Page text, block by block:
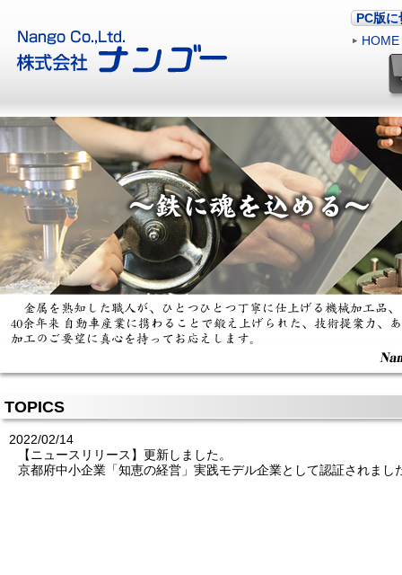
PC版に
HOME
TOPICS
2022/02/14
【ニュースリリース】更新しました。
京都府中小企業「知恵の経営」実践モデル企業として認証されま